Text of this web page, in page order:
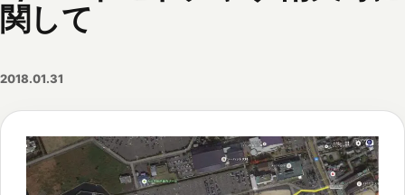
関して
2018.01.31